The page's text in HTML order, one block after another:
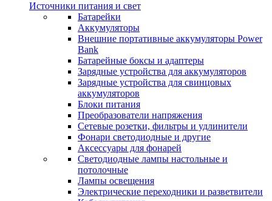
Источники питания и свет
Батарейки
Аккумуляторы
Внешние портативные аккумуляторы Power
Bank
Батарейные боксы и адаптеры
Зарядные устройства для аккумуляторов
Зарядные устройства для свинцовых
аккумуляторов
Блоки питания
Преобразователи напряжения
Сетевые розетки, фильтры и удлинители
Фонари светодиодные и другие
Аксессуары для фонарей
Светодиодные лампы настольные и
потолочные
Лампы освещения
Электрические переходники и разветвители